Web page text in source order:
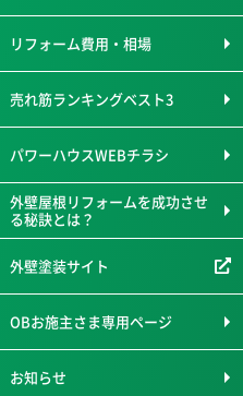
リフォーム費用・相場
売れ筋ランキングベスト3
パワーハウスWEBチラシ
外壁屋根リフォームを成功させ
る秘訣とは？
外壁塗装サイト
OBお施主さま専用ページ
お知らせ